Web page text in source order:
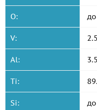
O:
V:
Al:
Ti:
Si: